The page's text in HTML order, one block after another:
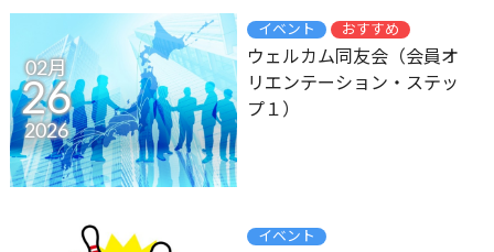
02月
26
2026
イベント おすすめ
ウェルカム同友会（会員オ
リエンテーション・ステッ
プ１）
イベント